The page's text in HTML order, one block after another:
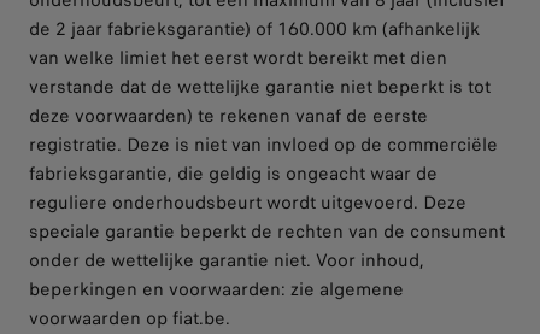
de 2 jaar fabrieksgarantie) of 160.000 km (afhankelijk
van welke limiet het eerst wordt bereikt met dien
verstande dat de wettelijke garantie niet beperkt is tot
deze voorwaarden) te rekenen vanaf de eerste
registratie. Deze is niet van invloed op de commerciële
fabrieksgarantie, die geldig is ongeacht waar de
reguliere onderhoudsbeurt wordt uitgevoerd. Deze
speciale garantie beperkt de rechten van de consument
onder de wettelijke garantie niet. Voor inhoud,
beperkingen en voorwaarden: zie algemene
voorwaarden op fiat.be.